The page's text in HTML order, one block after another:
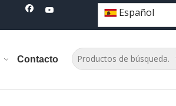
Español
Contacto